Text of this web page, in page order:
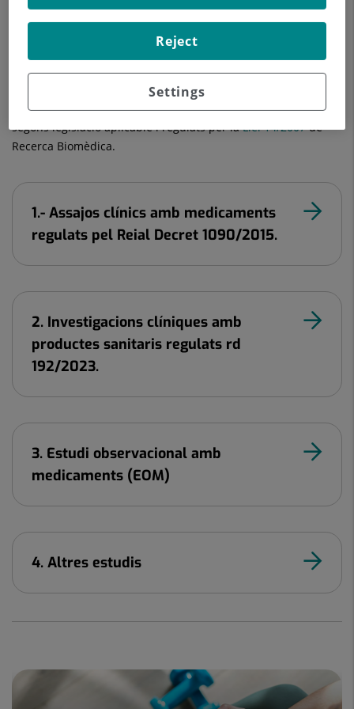
2020, pel qual es regulen els estudis observacionals amb
4.- Altres estudis: Assajos clínics sense medicaments ni
productes sanitaris, projectes de recerca amb mostres
biològiques, Estudis Observacionals sense medicament,
segons legislació aplicable i regulats per laLlei 14/2007de
Recerca Biomèdica.
1.- Assajos clínics amb medicaments
regulats pel Reial Decret 1090/2015.
2. Investigacions clíniques amb
productes sanitaris regulats rd
192/2023.
3. Estudi observacional amb
medicaments (EOM)
4. Altres estudis
Settings
Reject